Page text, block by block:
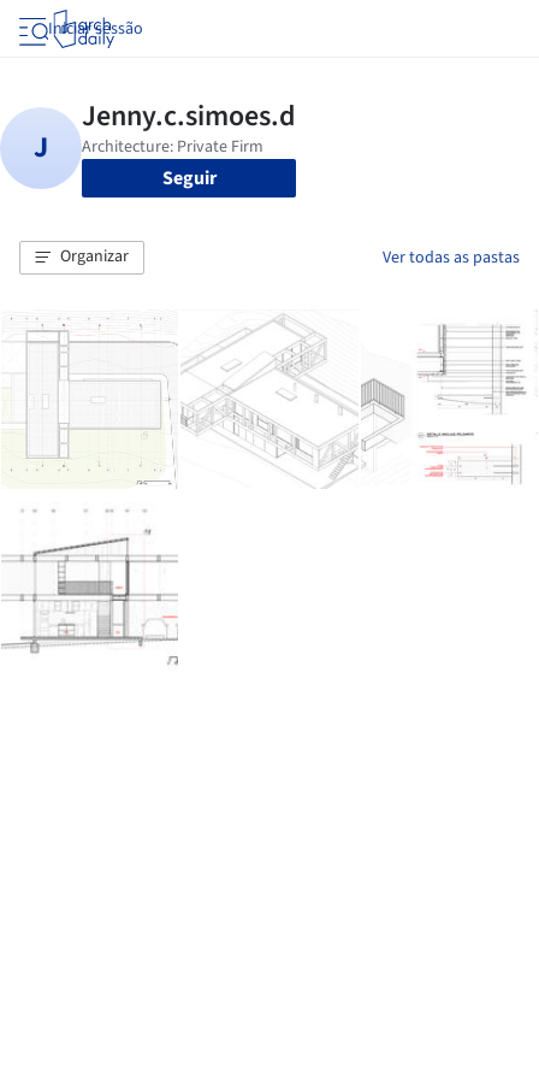
Iniciar sessão
Seguir
Organizar Ver todas as pastas